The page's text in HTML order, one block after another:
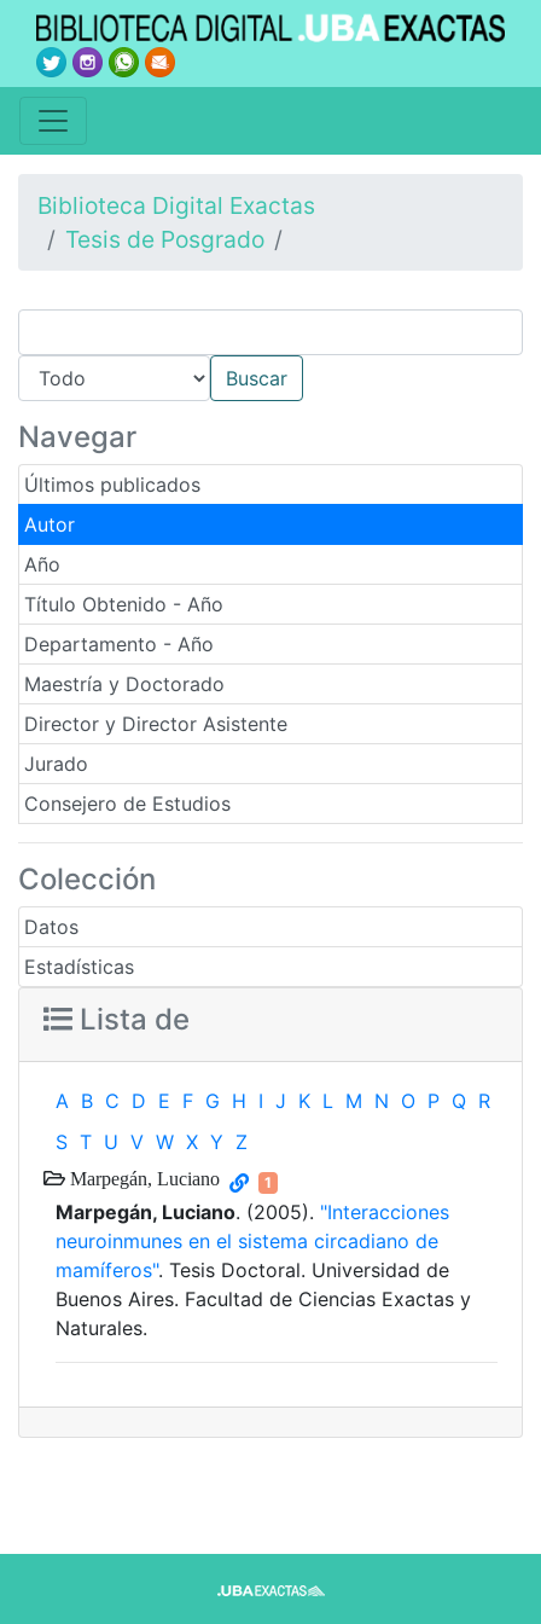
Biblioteca Digital Exactas
Tesis de Posgrado
Navegar
Últimos publicados
Autor
Año
Título Obtenido - Año
Departamento - Año
Maestría y Doctorado
Director y Director Asistente
Jurado
Consejero de Estudios
Colección
Datos
Estadísticas
Lista de
A B C D E F G H I J K L M N O P Q R
S T U V W X Y Z
Marpegán, Luciano 1
Marpegán, Luciano. (2005). "Interacciones
neuroinmunes en el sistema circadiano de
mamíferos". Tesis Doctoral. Universidad de
Buenos Aires. Facultad de Ciencias Exactas y
Naturales.